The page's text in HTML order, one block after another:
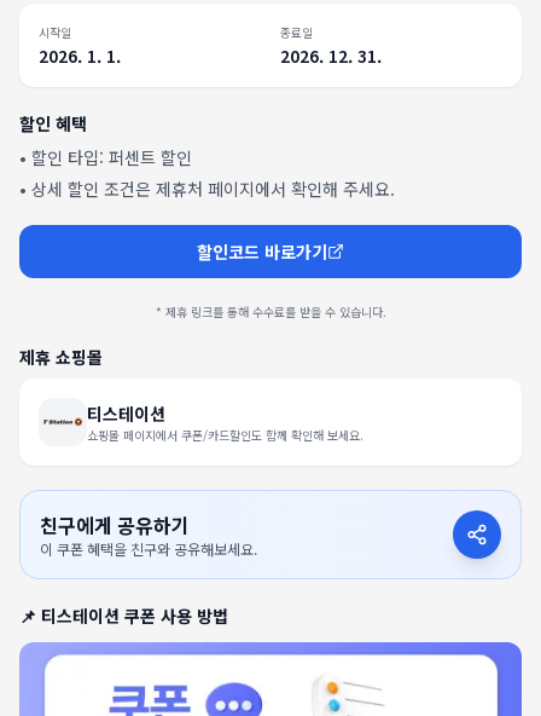
시작일
2026. 1. 1.
종료일
2026. 12. 31.
할인 혜택
• 할인 타입: 퍼센트 할인
• 상세 할인 조건은 제휴처 페이지에서 확인해 주세요.
할인코드 바로가기
* 제휴 링크를 통해 수수료를 받을 수 있습니다.
제휴 쇼핑몰
티스테이션
쇼핑몰 페이지에서 쿠폰/카드할인도 함께 확인해 보세요.
친구에게 공유하기
이 쿠폰 혜택을 친구와 공유해보세요.
📌 티스테이션 쿠폰 사용 방법